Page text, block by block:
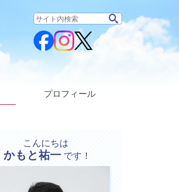
サ
ト
内
検
プロフィール
こんにちは
プ
ロ
かもと祐一 です！